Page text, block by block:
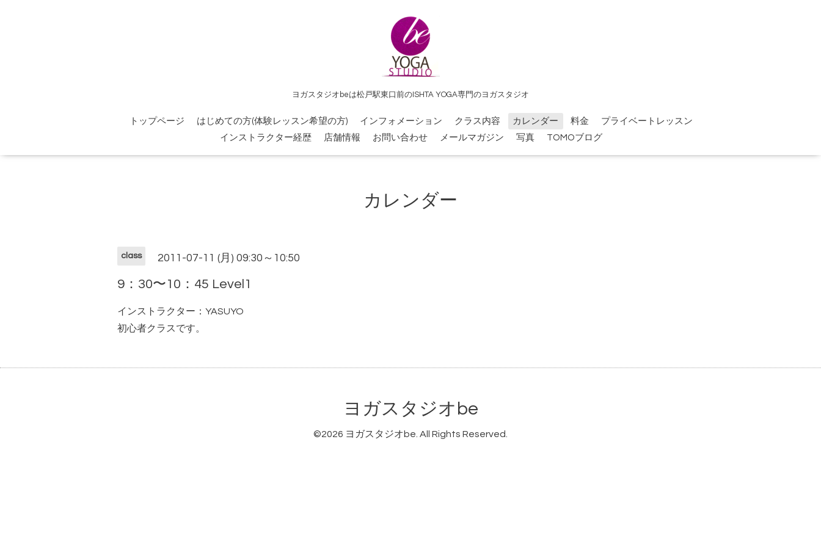
ヨガスタジオbeは松戸駅東口前のISHTA YOGA専門のヨガスタジオ
トップページ はじめての方(体験レッスン希望の方) インフォメーション クラス内容 カレンダー 料金
プライベートレッスン
インストラクター経歴
店舗情報 お問い合わせ メールマガジン 写真 TOMOブログ
カレンダー
class 2011-07-11 (月) 09:30～10:50
9：30〜10：45 Level1
インストラクター：YASUYO
初心者クラスです。
ヨガスタジオbe
©2026 ヨガスタジオbe. All Rights Reserved.